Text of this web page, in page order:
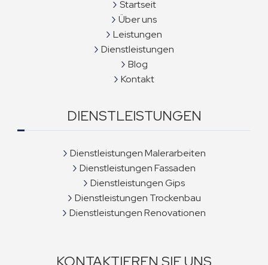
Startseit
Über uns
Leistungen
Dienstleistungen
Blog
Kontakt
DIENSTLEISTUNGEN
Dienstleistungen Malerarbeiten
Dienstleistungen Fassaden
Dienstleistungen Gips
Dienstleistungen Trockenbau
Dienstleistungen Renovationen
KONTAKTIEREN SIE UNS